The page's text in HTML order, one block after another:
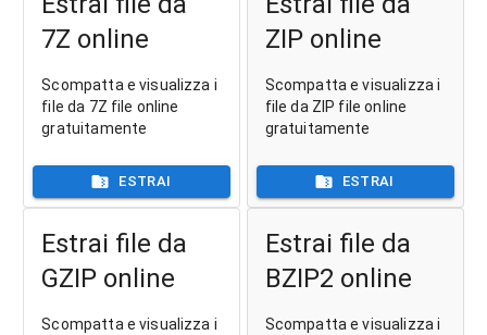
7Z online
Scompatta e visualizza i
file da 7Z file online
gratuitamente
ESTRAI
ZIP online
Scompatta e visualizza i
file da ZIP file online
gratuitamente
ESTRAI
Estrai file da
GZIP online
Scompatta e visualizza i
Estrai file da
BZIP2 online
Scompatta e visualizza i